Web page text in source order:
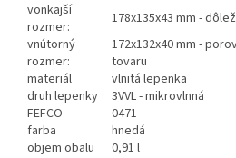
vonkajší
rozmer:
178x135x43 mm -
vnútorný
rozmer:
172x132x40 mm -
tovaru
materiál
vlnitá lepenka
druh lepenky
3VVL - mikrovlnná
FEFCO
0471
farba
hnedá
objem obalu
0,91 l